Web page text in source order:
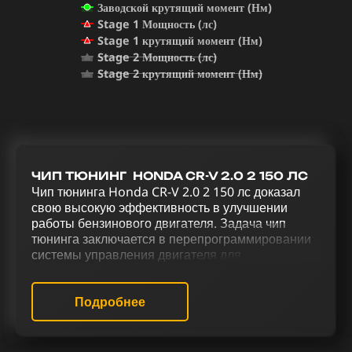
Заводской крутящий момент (Нм)
Stage 1 Мощность (лс)
Stage 1 крутящий момент (Нм)
Stage 2 Мощность (лс)
Stage 2 крутящий момент (Нм)
ЧИП ТЮНИНГ HONDA CR-V 2.0 2 150 ЛС
Чип тюнинга Honda CR-V 2.0 2 150 лс доказал
свою высокую эффективность в улучшении
работы бензинового двигателя. Задача чип
тюнинга заключается в перепрограммировании
системы управления двигателя для
повышения мощности. Реализация
комплексного тюнинга для Honda CR-V 2.0 2 150
лс, включающего чип тюнинг (stage 1 и stage 2),
Подробнее